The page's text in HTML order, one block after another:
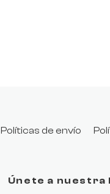
Políticas de envío
Únete a